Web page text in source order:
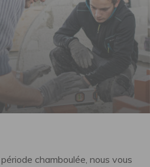
chamboulée, nous vous